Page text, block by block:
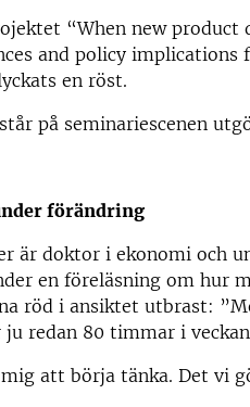
“When new product
and policy implications
en röst.
på seminariescenen
förändring
är doktor i ekonomi och
en föreläsning om hur
röd i ansiktet utbrast:
ju redan 80 timmar i
att börja tänka. Det vi